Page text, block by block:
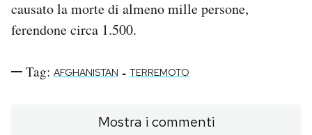
causato la morte di almeno mille persone,
ferendone circa 1.500.
Tag: AFGHANISTAN - TERREMOTO
Mostra i commenti